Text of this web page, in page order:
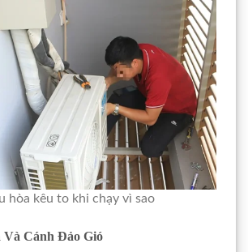
hòa kêu to khi chạy vì sao
Và Cánh Đảo Gió